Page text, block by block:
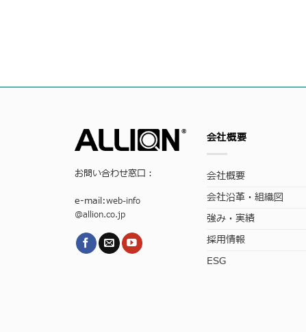
お問い合わせ窓口：
e-mail:web-info
@allion.co.jp
会社概要
会社概要
会社沿革・組織図
強み・実績
採用情報
ESG